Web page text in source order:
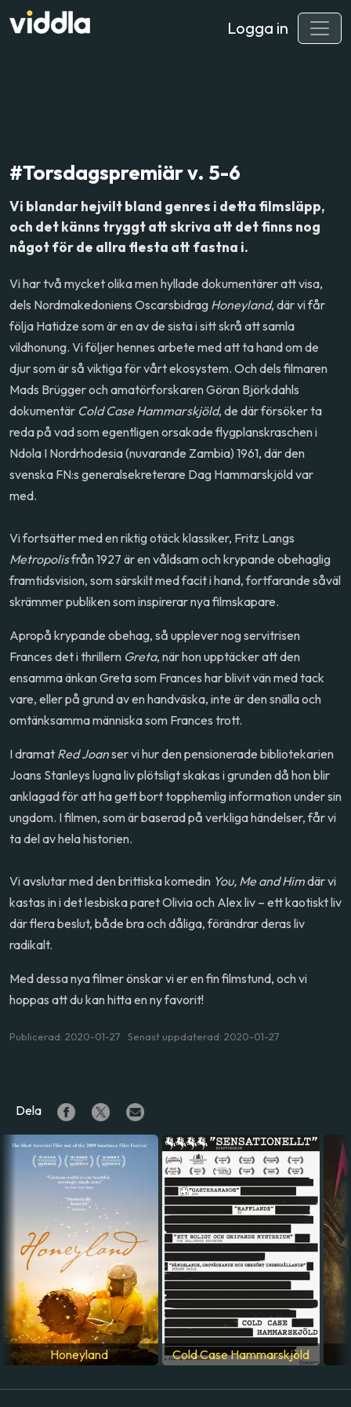
Logga in
#Torsdagspremiär v. 5-6
Vi blandar hejvilt bland genres i detta filmsläpp,
och det känns tryggt att skriva att det finns nog
något för de allra flesta att fastna i.
Vi har två mycket olika men hyllade dokumentärer att visa,
dels Nordmakedoniens Oscarsbidrag Honeyland, där vi får
följa Hatidze som är en av de sista i sitt skrå att samla
vildhonung. Vi följer hennes arbete med att ta hand om de
djur som är så viktiga för vårt ekosystem. Och dels filmaren
Mads Brügger och amatörforskaren Göran Björkdahls
dokumentär Cold Case Hammarskjöld, de där försöker ta
reda på vad som egentligen orsakade flygplanskraschen i
Ndola I Nordrhodesia (nuvarande Zambia) 1961, där den
svenska FN:s generalsekreterare Dag Hammarskjöld var
med.
Vi fortsätter med en riktig otäck klassiker, Fritz Langs
Metropolisfrån 1927 är en våldsam och krypande obehaglig
framtidsvision, som särskilt med facit i hand, fortfarande såväl
skrämmer publiken som inspirerar nya filmskapare.
Apropå krypande obehag, så upplever nog servitrisen
Frances det i thrillern Greta, när hon upptäcker att den
ensamma änkan Greta som Frances har blivit vän med tack
vare, eller på grund av en handväska, inte är den snälla och
omtänksamma människa som Frances trott.
I dramat Red Joanser vi hur den pensionerade bibliotekarien
Joans Stanleys lugna liv plötsligt skakas i grunden då hon blir
anklagad för att ha gett bort topphemlig information under sin
ungdom. I filmen, som är baserad på verkliga händelser, får vi
ta del av hela historien.
Vi avslutar med den brittiska komedin You, Me and Himdär vi
kastas in i det lesbiska paret Olivia och Alex liv – ett kaotiskt liv
där flera beslut, både bra och dåliga, förändrar deras liv
radikalt.
Med dessa nya filmer önskar vi er en fin filmstund, och vi
hoppas att du kan hitta en ny favorit!
Publicerad: 2020-01-27 Senast uppdaterad: 2020-01-27
Dela
Honeyland Cold Case Hammarskjöld